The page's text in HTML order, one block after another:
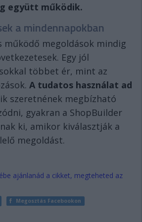
együtt működik.
a mindennapokban
működő megoldások mindig
Egy jól
többet ér, mint az
A tudatos használat ad
szeretnének megbízható
gyakran a ShopBuilder
ki, amikor kiválasztják a
megoldást.
ajánlanád a cikket, megteheted az
Megosztás Facebookon